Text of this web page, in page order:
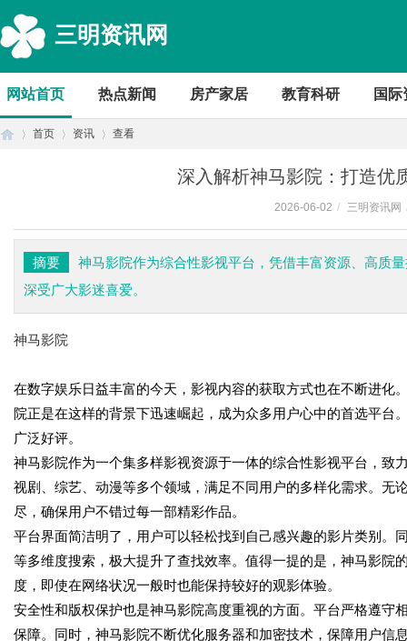
三明资讯网
网站首页 热点新闻 房产家居 教育科研 国际
首页 资讯 查看
深入解析神马影院：打造优
2026-06-02 / 三明资讯网
摘要
神马影院作为综合性影视平台，凭借丰富资源、高质
深受广大影迷喜爱。
神马影院
在数字娱乐日益丰富的今天，影视内容的获取方式也在不断进化
院正是在这样的背景下迅速崛起，成为众多用户心中的首选平
广泛好评。
神马影院作为一个集多样影视资源于一体的综合性影视平台，致
视剧、综艺、动漫等多个领域，满足不同用户的多样化需求。无
尽，确保用户不错过每一部精彩作品。
平台界面简洁明了，用户可以轻松找到自己感兴趣的影片类别。
等多维度搜索，极大提升了查找效率。值得一提的是，神马影院
度，即使在网络状况一般时也能保持较好的观影体验。
安全性和版权保护也是神马影院高度重视的方面。平台严格遵守
保障。同时，神马影院不断优化服务器和加密技术，保障用户信